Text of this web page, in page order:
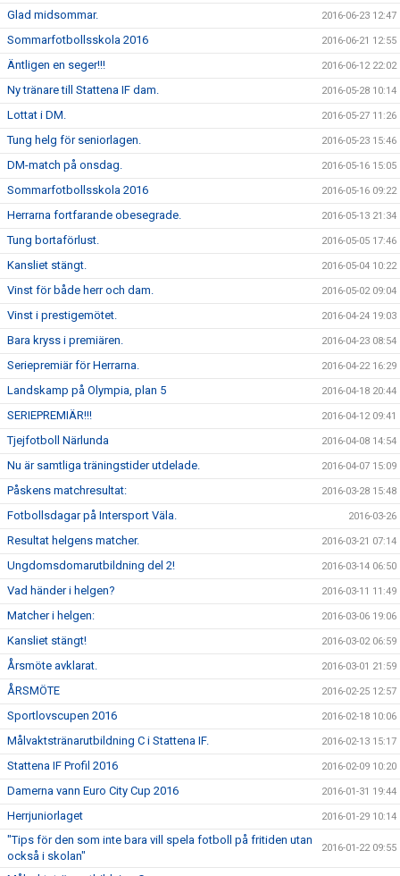
Glad midsommar. 2016-06-23 12:47
Sommarfotbollsskola 2016 2016-06-21 12:55
Äntligen en seger!!! 2016-06-12 22:02
Ny tränare till Stattena IF dam. 2016-05-28 10:14
Lottat i DM. 2016-05-27 11:26
Tung helg för seniorlagen. 2016-05-23 15:46
DM-match på onsdag. 2016-05-16 15:05
Sommarfotbollsskola 2016 2016-05-16 09:22
Herrarna fortfarande obesegrade. 2016-05-13 21:34
Tung bortaförlust. 2016-05-05 17:46
Kansliet stängt. 2016-05-04 10:22
Vinst för både herr och dam. 2016-05-02 09:04
Vinst i prestigemötet. 2016-04-24 19:03
Bara kryss i premiären. 2016-04-23 08:54
Seriepremiär för Herrarna. 2016-04-22 16:29
Landskamp på Olympia, plan 5 2016-04-18 20:44
SERIEPREMIÄR!!! 2016-04-12 09:41
Tjejfotboll Närlunda 2016-04-08 14:54
Nu är samtliga träningstider utdelade. 2016-04-07 15:09
Påskens matchresultat: 2016-03-28 15:48
Fotbollsdagar på Intersport Väla. 2016-03-26
Resultat helgens matcher. 2016-03-21 07:14
Ungdomsdomarutbildning del 2! 2016-03-14 06:50
Vad händer i helgen? 2016-03-11 11:49
Matcher i helgen: 2016-03-06 19:06
Kansliet stängt! 2016-03-02 06:59
Årsmöte avklarat. 2016-03-01 21:59
ÅRSMÖTE 2016-02-25 12:57
Sportlovscupen 2016 2016-02-18 10:06
Målvaktstränarutbildning C i Stattena IF. 2016-02-13 15:17
Stattena IF Profil 2016 2016-02-09 10:20
Damerna vann Euro City Cup 2016 2016-01-31 19:44
Herrjuniorlaget 2016-01-29 10:14
"Tips för den som inte bara vill spela fotboll på fritiden utan
också i skolan"
2016-01-22 09:55